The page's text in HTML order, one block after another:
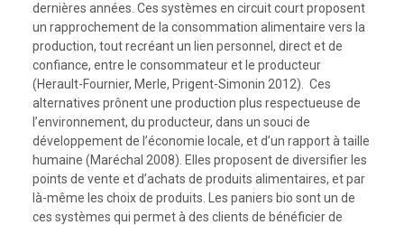
dernières années. Ces systèmes en circuit court proposent
un rapprochement de la consommation alimentaire vers la
production, tout recréant un lien personnel, direct et de
confiance, entre le consommateur et le producteur
(Herault-Fournier, Merle, Prigent-Simonin 2012). Ces
alternatives prônent une production plus respectueuse de
l’environnement, du producteur, dans un souci de
développement de l’économie locale, et d’un rapport à taille
humaine (Maréchal 2008). Elles proposent de diversifier les
points de vente et d’achats de produits alimentaires, et par
là-même les choix de produits. Les paniers bio sont un de
ces systèmes qui permet à des clients de bénéficier de